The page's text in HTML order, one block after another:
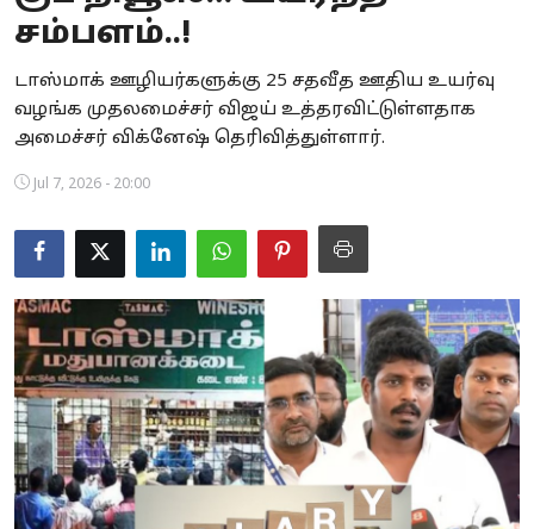
Business
Crime
Tamilnadu
National
World
Astrology
Spirituality
Weather
Politics
சம்பளம்..!
டாஸ்மாக் ஊழியர்களுக்கு 25 சதவீத ஊதிய உயர்வு
வழங்க முதலமைச்சர் விஜய் உத்தரவிட்டுள்ளதாக
அமைச்சர் விக்னேஷ் தெரிவித்துள்ளார்.
Jul 7, 2026 - 20:00